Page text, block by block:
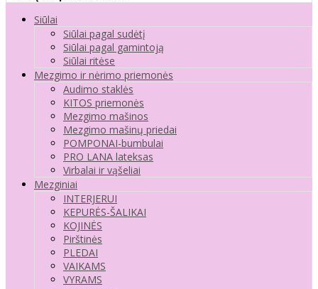
Siūlai
Siūlai pagal sudėtį
Siūlai pagal gamintoją
Siūlai ritėse
Mezgimo ir nėrimo priemonės
Audimo staklės
KITOS priemonės
Mezgimo mašinos
Mezgimo mašinų priedai
POMPONAI-bumbulai
PRO LANA lateksas
Virbalai ir vąšeliai
Mezginiai
INTERJERUI
KEPURĖS-ŠALIKAI
KOJINĖS
Pirštinės
PLEDAI
VAIKAMS
VYRAMS